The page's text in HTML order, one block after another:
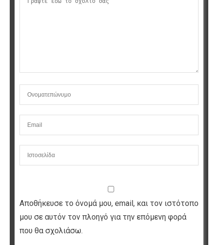
Αποθήκευσε το όνομά μου, email, και τον ιστότοπο
μου σε αυτόν τον πλοηγό για την επόμενη φορά
που θα σχολιάσω.